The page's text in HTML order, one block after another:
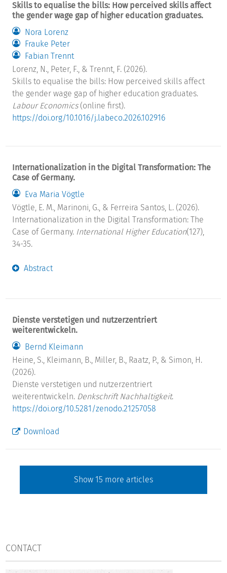
Skills to equalise the bills: How perceived skills affect
the gender wage gap of higher education graduates.
Nora Lorenz
Frauke Peter
Fabian Trennt
Lorenz, N., Peter, F., & Trennt, F. (2026).
Skills to equalise the bills: How perceived skills affect
the gender wage gap of higher education graduates.
Labour Economics(online first).
https://doi.org/10.1016/j.labeco.2026.102916
Internationalization in the Digital Transformation: The
Case of Germany.
Eva Maria Vögtle
Vögtle, E. M., Marinoni, G., & Ferreira Santos, L. (2026).
Internationalization in the Digital Transformation: The
Case of Germany. International Higher Education(127),
34-35.
Abstract
Dienste verstetigen und nutzerzentriert
weiterentwickeln.
Bernd Kleimann
Heine, S., Kleimann, B., Miller, B., Raatz, P., & Simon, H.
(2026).
Dienste verstetigen und nutzerzentriert
weiterentwickeln. Denkschrift Nachhaltigkeit.
https://doi.org/10.5281/zenodo.21257058
Download
Show 15 more articles
CONTACT